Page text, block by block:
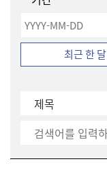
최근 한 달